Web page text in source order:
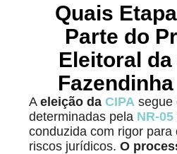
Quais
Parte do
Eleitoral da
Aeleição da CIPA segue
determinadas pela NR-05
conduzida com rigor para
riscos jurídicos.O